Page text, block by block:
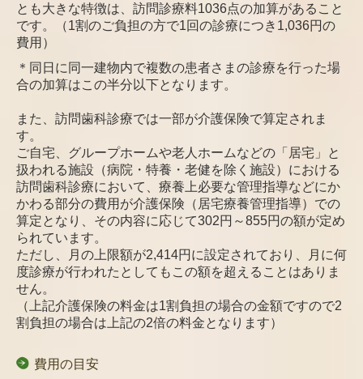
とも大きな特徴は、 訪問診療料1036点の加算があること
です。（1割のご負担の方で1回の診療につき1,036円の
費用）
＊同日に同一建物内で複数の患者さまの診療を行った場
合の加算はこの半分以下となります。
また、訪問歯科診療では一部が介護保険で算定されま
す。
ご自宅、グループホームや老人ホームなどの「居宅」と
扱われる施設（病院・特養・老健を除く施設）における
訪問歯科診療において、療養上必要な管理指導などにか
かわる部分の費用が介護保険（居宅療養管理指導）での
算定となり、その内容に応じて302円～855円の額が定め
られています。
ただし、月の上限額が2,414円に設定されており、月に何
度診療が行われたとしてもこの額を超えることはありま
せん。
（上記介護保険の料金は1割負担の場合の金額ですので2
割負担の場合は上記の2倍の料金となります）
費用の目安